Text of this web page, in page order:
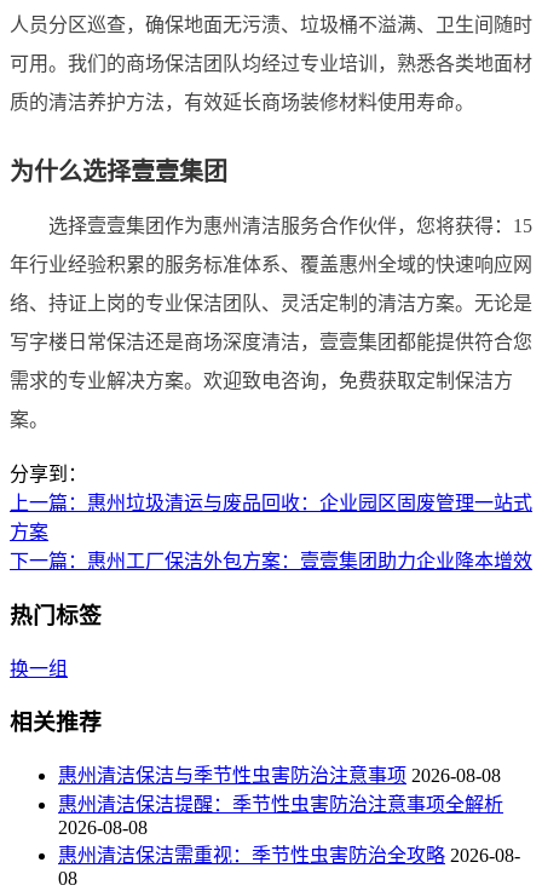
人员分区巡查，确保地面无污渍、垃圾桶不溢满、卫生间随时
可用。我们的商场保洁团队均经过专业培训，熟悉各类地面材
质的清洁养护方法，有效延长商场装修材料使用寿命。
为什么选择壹壹集团
选择壹壹集团作为惠州清洁服务合作伙伴，您将获得：15
年行业经验积累的服务标准体系、覆盖惠州全域的快速响应网
络、持证上岗的专业保洁团队、灵活定制的清洁方案。无论是
写字楼日常保洁还是商场深度清洁，壹壹集团都能提供符合您
需求的专业解决方案。欢迎致电咨询，免费获取定制保洁方
案。
分享到：
上一篇 ：惠州垃圾清运与废品回收：企业园区固废管理一站式
方案
下一篇 ：惠州工厂保洁外包方案：壹壹集团助力企业降本增效
热门标签
换一组
相关推荐
惠州清洁保洁与季节性虫害防治注意事项 2026-08-08
惠州清洁保洁提醒：季节性虫害防治注意事项全解析
2026-08-08
惠州清洁保洁需重视：季节性虫害防治全攻略 2026-08-
08